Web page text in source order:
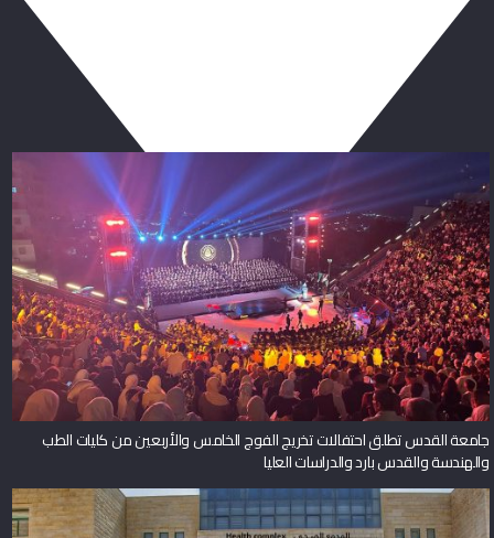
جامعة القدس تطلق احتفالات تخريج الفوج الخامس والأربعين من كليات الطب
والهندسة والقدس بارد والدراسات العليا